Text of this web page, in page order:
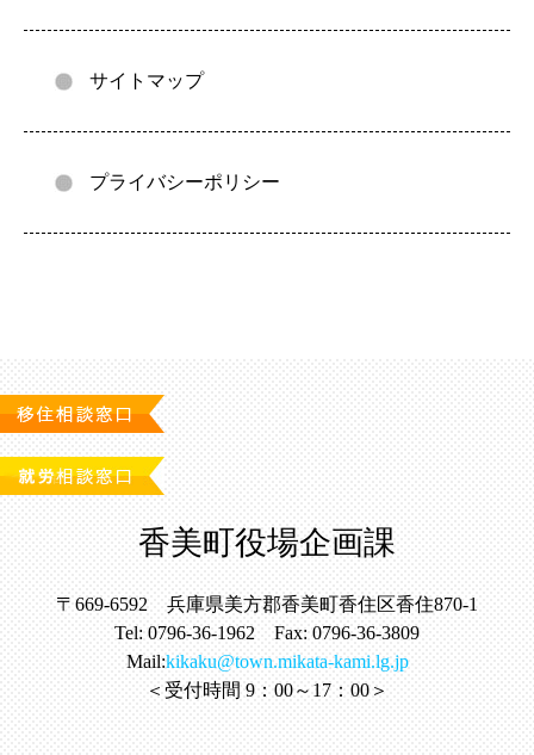
サイトマップ
プライバシーポリシー
香美町役場企画課
〒669-6592 兵庫県美方郡香美町香住区香住870-1
Tel: 0796-36-1962 Fax: 0796-36-3809
Mail:kikaku@town.mikata-kami.lg.jp
＜受付時間 9：00～17：00＞